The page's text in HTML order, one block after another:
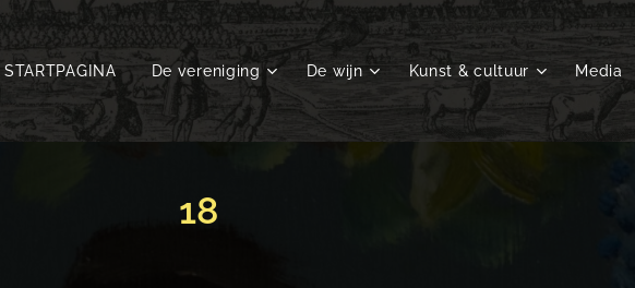
STARTPAGINA De vereniging De wijn Kunst & cultuur Media
18